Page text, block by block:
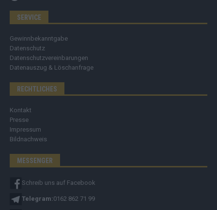
SERVICE
Gewinnbekanntgabe
Datenschutz
Datenschutzvereinbarungen
Datenauszug & Löschanfrage
RECHTLICHES
Kontakt
Presse
Impressum
Bildnachweis
MESSENGER
Schreib uns auf Facebook
Telegram:0162 862 71 99